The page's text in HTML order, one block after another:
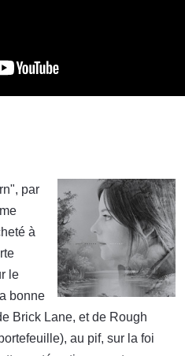
par
à
le
bonne
Brick Lane, et de Rough
au pif, sur la foi